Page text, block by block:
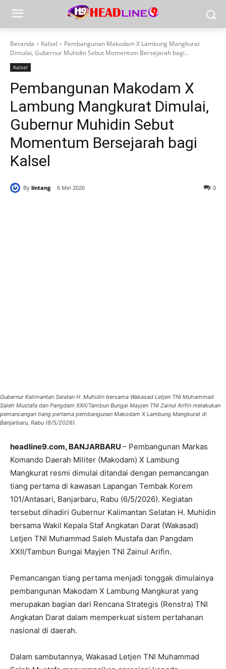
Beranda Kalsel
Pembangunan Makodam X Lambung Mangkurat
Dimulai, Gubernur Muhidin Sebut Momentum Bersejarah bagi...
Kalsel
Pembangunan Makodam X
Lambung Mangkurat Dimulai,
Gubernur Muhidin Sebut
Momentum Bersejarah bagi
Kalsel
By lintang 6 Mei 2026 0
Gubernur Kalimantan Selatan H. Muhidin bersama Wakasad Letjen TNI Muhammad
Saleh Mustafa dan Pangdam XXII/Tambun Bungai Mayjen TNI Zainul Arifin melakukan
pemancangan tiang pertama pembangunan Makodam X Lambung Mangkurat di
Banjarbaru, Rabu (6/5/2026).
headline9.com, BANJARBARU – Pembangunan Markas
Komando Daerah Militer (Makodam) X Lambung
Mangkurat resmi dimulai ditandai dengan pemancangan
tiang pertama di kawasan Lapangan Tembak Korem
101/Antasari, Banjarbaru, Rabu (6/5/2026). Kegiatan
tersebut dihadiri Gubernur Kalimantan Selatan H. Muhidin
bersama Wakil Kepala Staf Angkatan Darat (Wakasad)
Letjen TNI Muhammad Saleh Mustafa dan Pangdam
XXII/Tambun Bungai Mayjen TNI Zainul Arifin.
Pemancangan tiang pertama menjadi tonggak dimulainya
pembangunan Makodam X Lambung Mangkurat yang
merupakan bagian dari Rencana Strategis (Renstra) TNI
Angkatan Darat dalam memperkuat sistem pertahanan
nasional di daerah.
Dalam sambutannya, Wakasad Letjen TNI Muhammad